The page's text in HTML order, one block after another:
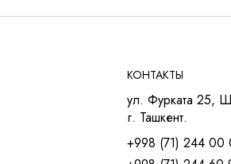
КОНТАКТЫ
ул. Фурката 25,
г. Ташкент.
+998 (71) 244 00